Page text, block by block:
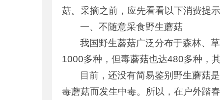
菇。采摘之前，应先看看以下消费提
一、不随意采食野生蘑菇
我国野生蘑菇广泛分布于森林、
1000多种，但毒蘑菇也达480多种，
目前，还没有简易鉴别野生蘑菇
毒蘑菇而发生中毒。所以，在户外踏